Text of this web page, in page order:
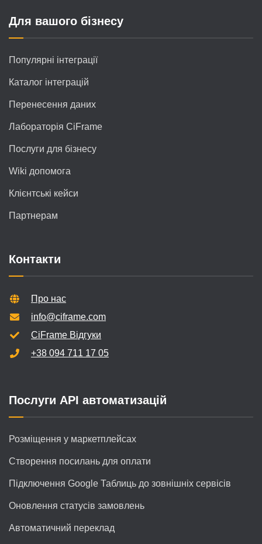
Для вашого бізнесу
Популярні інтеграції
Каталог інтеграцій
Перенесення даних
Лабораторія CiFrame
Послуги для бізнесу
Wiki допомога
Клієнтські кейси
Партнерам
Контакти
Про нас
info@ciframe.com
CiFrame Відгуки
+38 094 711 17 05
Послуги API автоматизацій
Розміщення у маркетплейсах
Створення посилань для оплати
Підключення Google Таблиць до зовнішніх сервісів
Оновлення статусів замовлень
Автоматичний переклад